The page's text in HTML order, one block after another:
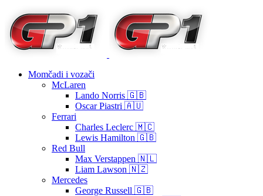
Momčadi i vozači
McLaren
Lando Norris 🇬🇧
Oscar Piastri 🇦🇺
Ferrari
Charles Leclerc 🇲🇨
Lewis Hamilton 🇬🇧
Red Bull
Max Verstappen 🇳🇱
Liam Lawson 🇳🇿
Mercedes
George Russell 🇬🇧